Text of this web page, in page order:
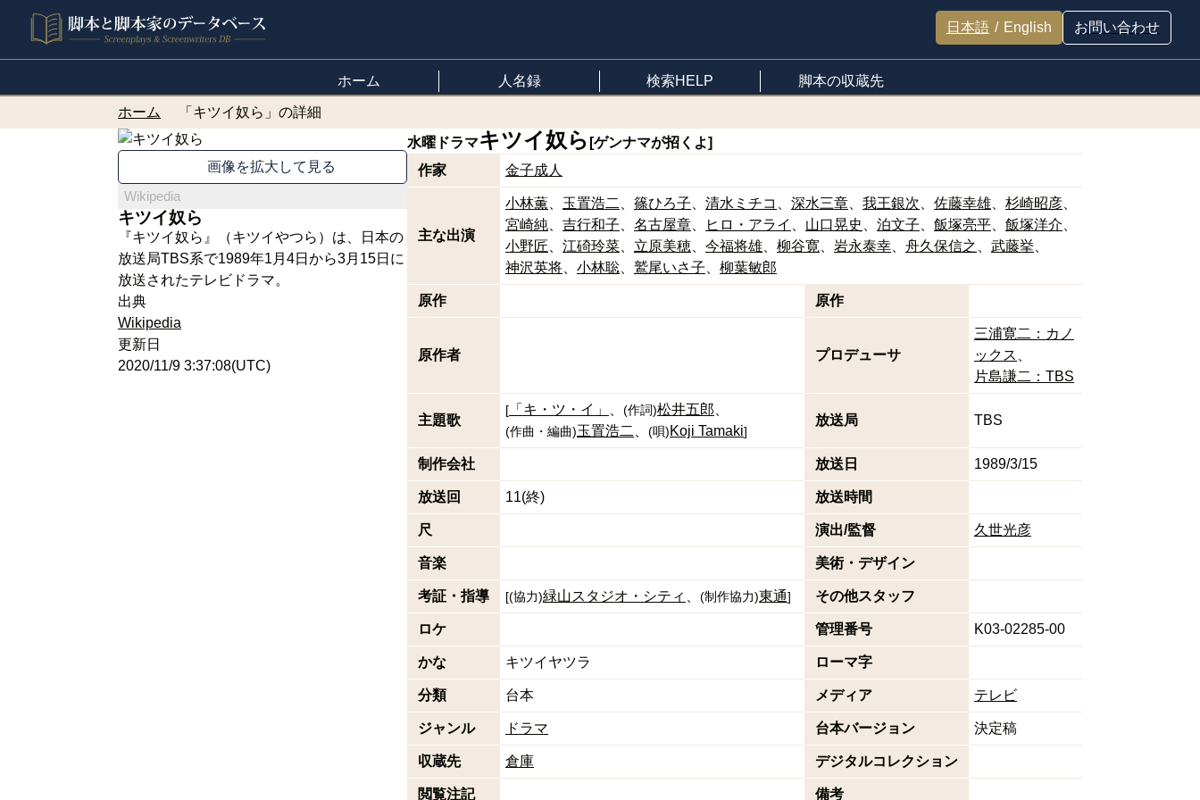
日本語 / English お問い合わせ
ホーム 人名録 検索HELP 脚本の収蔵先
ホーム 「キツイ奴ら」の詳細
画像を拡大して見る
Wikipedia
キツイ奴ら
『キツイ奴ら』（キツイやつら）は、日本の
放送局TBS系で1989年1月4日から3月15日に
放送されたテレビドラマ。
出典
Wikipedia
更新日
2020/11/9 3:37:08(UTC)
水曜ドラマキツイ奴ら [ゲンナマが招くよ]
作家
金子成人
主な出演
小林薫 玉置浩二 篠ひろ子 清水ミチコ 深水三章 我王銀次 佐藤幸雄
杉崎昭彦
宮崎純
吉行和子 名古屋章 ヒロ・アライ 山口晃史 泊文子 飯塚亮平
飯塚洋介
小野匠
江碕玲菜 立原美穂 今福将雄 柳谷寛 岩永泰幸 舟久保信之
武藤挙
神沢英将
小林聡 鷲尾いさ子 柳葉敏郎
原作 原作
原作者 プロデューサ
三浦寛二：カノ
ックス
片島謙二：TBS
主題歌
[ 「キ・ツ・イ」 (作詞 )松井五郎
(作曲・編曲)玉置浩二 (唄) Koji Tamaki]
放送局 TBS
制作会社 放送日 1989/3/15
放送回 11(終) 放送時間
尺 演出/監督 久世光彦
音楽 美術・デザイン
考証・指導 [(協力)緑山スタジオ・シティ (制作協力)東通] その他スタッフ
ロケ 管理番号 K03-02285-00
かな キツイヤツラ ローマ字
分類 台本 メディア テレビ
ジャンル ドラマ 台本バージョン 決定稿
収蔵先 倉庫 デジタルコレクション
閲覧注記 備考